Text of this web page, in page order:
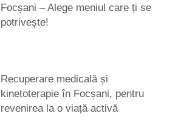
Focșani – Alege meniul care ți se
potrivește!
Recuperare medicală și
kinetoterapie în Focșani, pentru
revenirea la o viață activă